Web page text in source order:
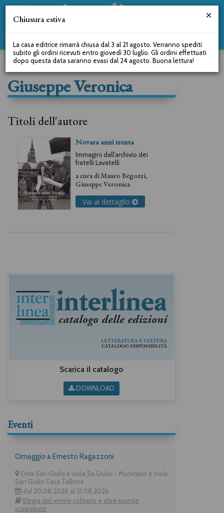
Giuseppe Veronica
Titoli dell'autore
Novara anni trenta
Immagini dall'archivio dei
fratelli Lavatelli
a cura diMauro Begozzi,
Giuseppe Veronica
Vai al dettaglio
Scarica il catalogo
DOWNLOAD
Eventi
Omaggio a Ernesto Ragazzoni
Orta San Giulio e isola Sa Giulio - Municipio e Isola
San Giulio Casa Tallone
dal 20.08.2026 al 21.08.2026
Elegia del verme solitario e altre poesie
scapigliate
Chiusura estiva
La casa editrice rimarrà chiusa dal 3 al 21 agosto. Verranno spediti
subito gli ordini ricevuti entro giovedì 30 luglio. Gli ordini effettuati
dopo questa data saranno evasi dal 24 agosto. Buona lettura!